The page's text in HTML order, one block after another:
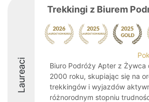
Laureaci
Trekkingi z Biurem
Biuro Podróży Apter z Żywca
2000 roku, skupiając się na
trekkingów i wyjazdów
różnorodnym stopniu